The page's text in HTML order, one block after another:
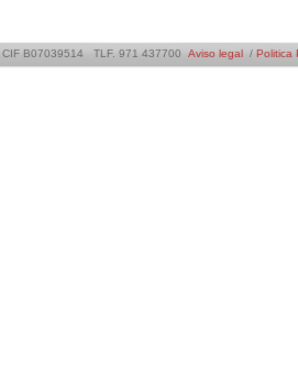
CIF B07039514 TLF. 971 437700 Aviso legal / Politica